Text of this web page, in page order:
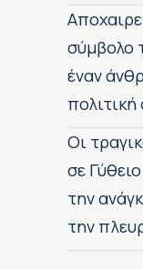
σύμβολο
έναν
Οι
σε
την
την